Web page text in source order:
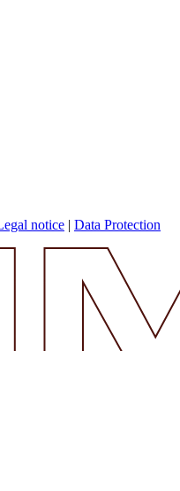
notice | Data Protection